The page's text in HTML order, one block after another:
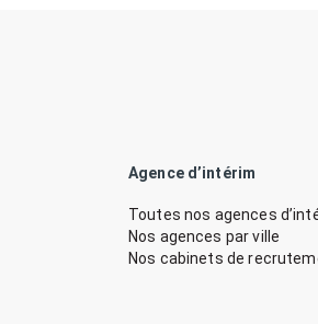
Agence d’intérim
Toutes nos agences
Nos agences par ville
Nos cabinets de